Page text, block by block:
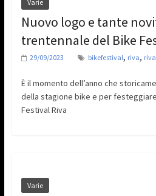
Varie
Nuovo logo e tante
trentennale del Bike
29/09/2023 bikefestival, riva,
È il momento dell’anno che
della stagione bike e per
Festival Riva
Varie